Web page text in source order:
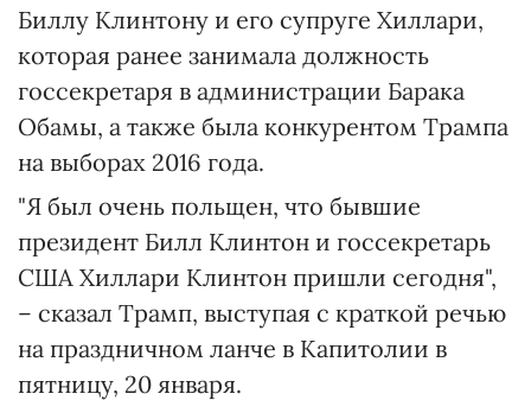
Биллу Клинтону и его супруге Хиллари,
которая ранее занимала должность
госсекретаря в администрации Барака
Обамы, а также была конкурентом Трампа
на выборах 2016 года.
"Я был очень польщен, что бывшие
президент Билл Клинтон и госсекретарь
США Хиллари Клинтон пришли сегодня",
– сказал Трамп, выступая с краткой речью
на праздничном ланче в Капитолии в
пятницу, 20 января.